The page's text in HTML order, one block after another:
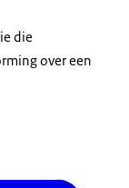
die
over een